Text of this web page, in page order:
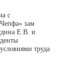
с
зам
Е.В. и
труда